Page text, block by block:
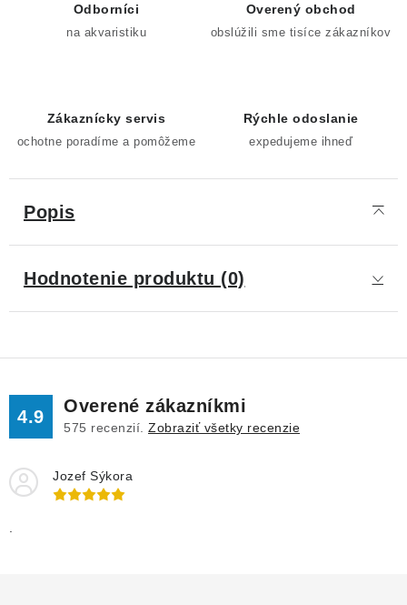
Odborníci
na akvaristiku
Overený obchod
obslúžili sme tisíce zákazníkov
Zákaznícky servis
ochotne poradíme a pomôžeme
Rýchle odoslanie
expedujeme ihneď
Popis
Hodnotenie produktu (0)
4.9
Overené zákazníkmi
575 recenzií. Zobraziť všetky recenzie
Jozef Sýkora